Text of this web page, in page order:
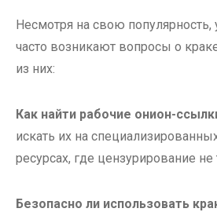
Несмотря на свою популярность,
часто возникают вопросы о
из них:
Как найти рабочие онион-
искать их на
ресурсах, где цензурирование не
Безопасно ли использовать